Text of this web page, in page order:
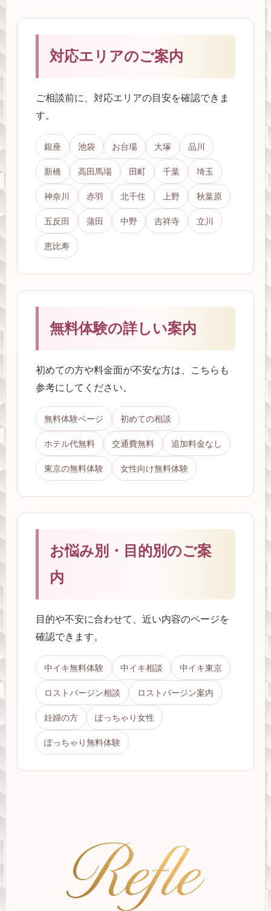
対応エリアのご案内
ご相談前に、対応エリアの目安を確認できま
す。
銀座 池袋 お台場 大塚 品川
新橋 高田馬場 田町 千葉 埼玉
神奈川 赤羽 北千住 上野 秋葉原
五反田 蒲田 中野 吉祥寺 立川
恵比寿
無料体験の詳しい案内
初めての方や料金面が不安な方は、こちらも
参考にしてください。
無料体験ページ 初めての相談
ホテル代無料 交通費無料 追加料金なし
東京の無料体験 女性向け無料体験
お悩み別・目的別のご案
内
目的や不安に合わせて、近い内容のページを
確認できます。
中イキ無料体験 中イキ相談 中イキ東京
ロストバージン相談 ロストバージン案内
妊婦の方 ぽっちゃり女性
ぽっちゃり無料体験